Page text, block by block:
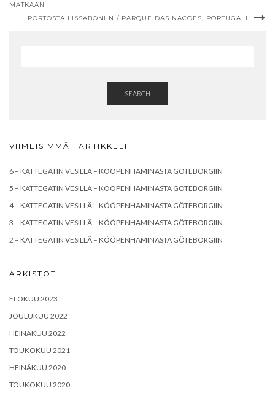
MATKAAN
PORTOSTA LISSABONIIN / PARQUE DAS NACOES, PORTUGALI
SEARCH
VIIMEISIMMÄT ARTIKKELIT
6 – KATTEGATIN VESILLÄ – KÖÖPENHAMINASTA GÖTEBORGIIN
5 – KATTEGATIN VESILLÄ – KÖÖPENHAMINASTA GÖTEBORGIIN
4 – KATTEGATIN VESILLÄ – KÖÖPENHAMINASTA GÖTEBORGIIN
3 – KATTEGATIN VESILLÄ – KÖÖPENHAMINASTA GÖTEBORGIIN
2 – KATTEGATIN VESILLÄ – KÖÖPENHAMINASTA GÖTEBORGIIN
ARKISTOT
ELOKUU 2023
JOULUKUU 2022
HEINÄKUU 2022
TOUKOKUU 2021
HEINÄKUU 2020
TOUKOKUU 2020